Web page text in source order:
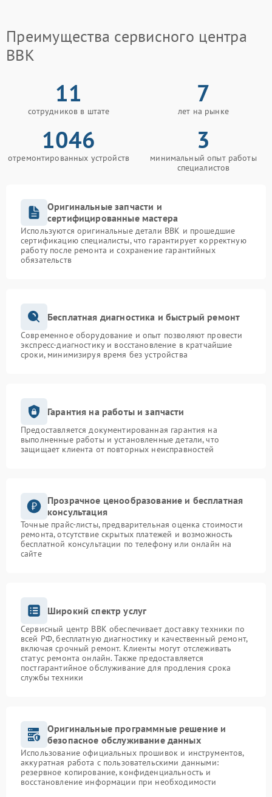
Преимущества сервисного центра
BBK
11
сотрудников в штате
7
лет на рынке
1046
отремонтированных устройств
3
минимальный опыт работы
специалистов
Оригинальные запчасти и
сертифицированные мастера
Используются оригинальные детали BBK и прошедшие
сертификацию специалисты, что гарантирует корректную
работу после ремонта и сохранение гарантийных
обязательств
Бесплатная диагностика и быстрый ремонт
Современное оборудование и опыт позволяют провести
экспресс-диагностику и восстановление в кратчайшие
сроки, минимизируя время без устройства
Гарантия на работы и запчасти
Предоставляется документированная гарантия на
выполненные работы и установленные детали, что
защищает клиента от повторных неисправностей
Прозрачное ценообразование и бесплатная
консультация
Точные прайс-листы, предварительная оценка стоимости
ремонта, отсутствие скрытых платежей и возможность
бесплатной консультации по телефону или онлайн на
сайте
Широкий спектр услуг
Сервисный центр BBK обеспечивает доставку техники по
всей РФ, бесплатную диагностику и качественный ремонт,
включая срочный ремонт. Клиенты могут отслеживать
статус ремонта онлайн. Также предоставляется
постгарантийное обслуживание для продления срока
службы техники
Оригинальные программные решение и
безопасное обслуживание данных
Использование официальных прошивок и инструментов,
аккуратная работа с пользовательскими данными:
резервное копирование, конфиденциальность и
восстановление информации при необходимости